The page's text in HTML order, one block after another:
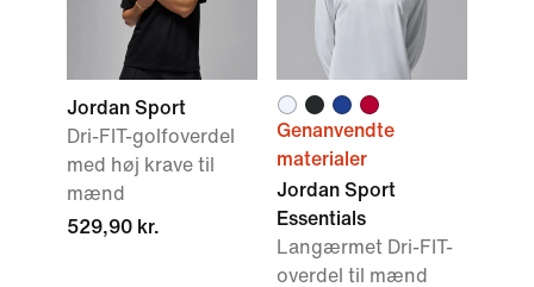
Jordan Sport
Dri-FIT-golfoverdel
med høj krave til
mænd
529,90 kr.
Genanvendte
materialer
Jordan Sport
Essentials
Langærmet Dri-FIT-
overdel til mænd